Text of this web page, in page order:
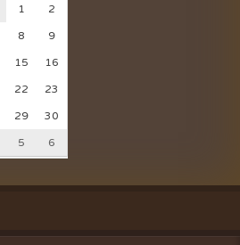
1 2
8 9
15 16
22 23
29 30
5 6